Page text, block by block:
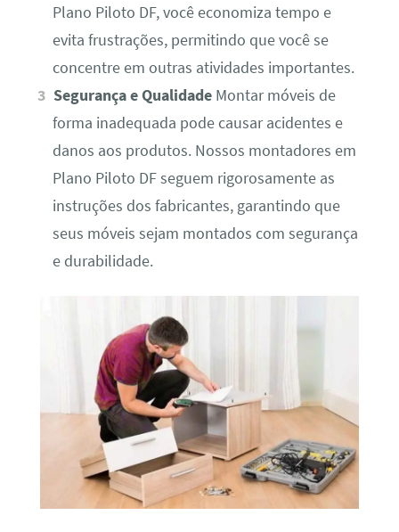
Plano Piloto DF, você economiza tempo e
evita frustrações, permitindo que você se
concentre em outras atividades importantes.
Segurança e Qualidade Montar móveis de
forma inadequada pode causar acidentes e
danos aos produtos. Nossos montadores em
Plano Piloto DF seguem rigorosamente as
instruções dos fabricantes, garantindo que
seus móveis sejam montados com segurança
e durabilidade.